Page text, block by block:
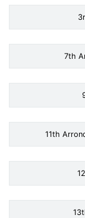
7th
11th